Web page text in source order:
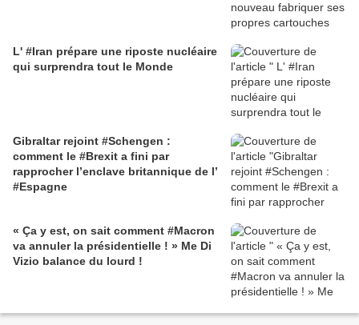
L' #Iran prépare une riposte nucléaire
qui surprendra tout le Monde
Gibraltar rejoint #Schengen :
comment le #Brexit a fini par
rapprocher l’enclave britannique de l’
#Espagne
« Ça y est, on sait comment #Macron
va annuler la présidentielle ! » Me Di
Vizio balance du lourd !